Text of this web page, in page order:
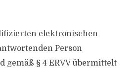
elektronischen
Person
gemäß § 4 ERVV übermittelt